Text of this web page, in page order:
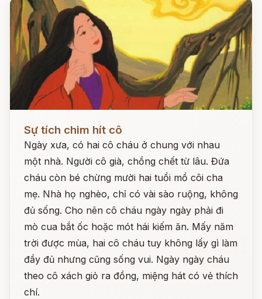
Sự tích chim hít cô
Ngày xưa, có hai cô cháu ở chung với nhau
một nhà. Người cô già, chồng chết từ lâu. Đứa
cháu còn bé chừng mười hai tuổi mồ côi cha
mẹ. Nhà họ nghèo, chỉ có vài sào ruộng, không
đủ sống. Cho nên cô cháu ngày ngày phải đi
mò cua bắt ốc hoặc mót hái kiếm ăn. Mấy năm
trời được mùa, hai cô cháu tuy không lấy gì làm
đầy đủ nhưng cũng sống vui. Ngày ngày cháu
theo cô xách giỏ ra đồng, miệng hát có vẻ thích
chí.